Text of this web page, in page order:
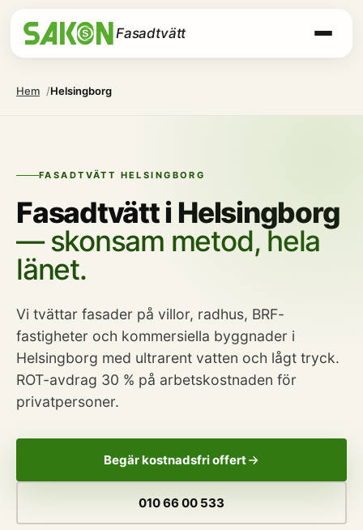
Fasadtvätt
Hem Helsingborg
FASADTVÄTT HELSINGBORG
Fasadtvätt i Helsingborg
— skonsam metod, hela
länet.
Vi tvättar fasader på villor, radhus, BRF-
fastigheter och kommersiella byggnader i
Helsingborg med ultrarent vatten och lågt tryck.
ROT-avdrag 30 % på arbetskostnaden för
privatpersoner.
Begär kostnadsfri offert
010 66 00 533